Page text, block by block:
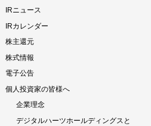
IRニュース
IRカレンダー
株主還元
株式情報
電子公告
個人投資家の皆様へ
企業理念
デジタルハーツホールディングスと